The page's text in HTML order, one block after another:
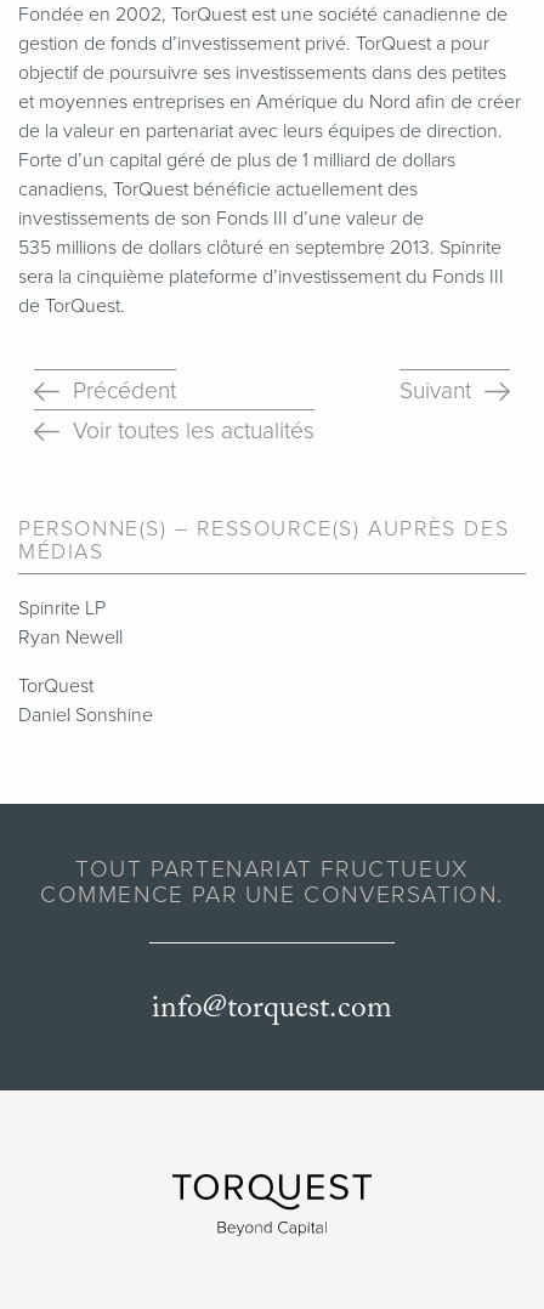
Fondée en 2002, TorQuest est une société canadienne de
gestion de fonds d’investissement privé. TorQuest a pour
objectif de poursuivre ses investissements dans des petites
et moyennes entreprises en Amérique du Nord afin de créer
de la valeur en partenariat avec leurs équipes de direction.
Forte d’un capital géré de plus de 1 milliard de dollars
canadiens, TorQuest bénéficie actuellement des
investissements de son Fonds III d’une valeur de
535 millions de dollars clôturé en septembre 2013. Spinrite
sera la cinquième plateforme d’investissement du Fonds III
de TorQuest.
Précédent
Suivant
Voir toutes les actualités
PERSONNE(S) – RESSOURCE(S) AUPRÈS DES
MÉDIAS
Spinrite LP
Ryan Newell
TorQuest
Daniel Sonshine
TOUT PARTENARIAT FRUCTUEUX
COMMENCE PAR UNE CONVERSATION.
info@torquest.com